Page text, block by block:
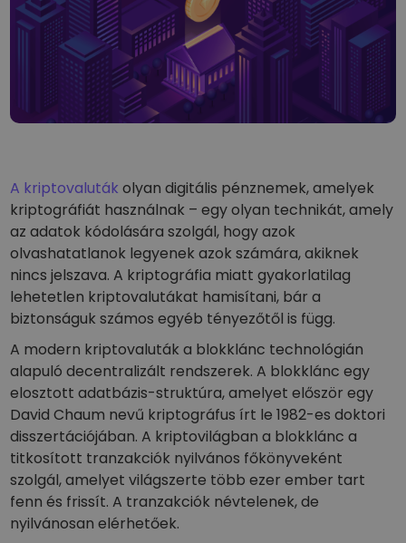
Mi lenne akkor, ha 100 € értékben vásároltam volna…
...ma ennyit érne
Intelligens portfóliók
A kriptovalutákba való befektetés okos módja
Kriptomat pénztárca
Egy biztonságos és egyszerű kriptotárca
Trezor
Takaríts meg kriptot a jövődért
Ismétlődő vásárlás
Rendszeresen ütemezett befektetések (DCA)
Árriasztások
Kedvenc tokenjeid valós idejű árfrissítései
Eszközök felfedezése
Fedezz fel befektetési lehetőségeket
Portfólióelemzés
Intelligens betekintés az optimális teljesítmény érdekében
A kriptovaluták olyan digitális pénznemek, amelyek
kriptográfiát használnak – egy olyan technikát, amely
az adatok kódolására szolgál, hogy azok
olvashatatlanok legyenek azok számára, akiknek
nincs jelszava. A kriptográfia miatt gyakorlatilag
lehetetlen kriptovalutákat hamisítani, bár a
biztonságuk számos egyéb tényezőtől is függ.
A modern kriptovaluták a blokklánc technológián
alapuló decentralizált rendszerek. A blokklánc egy
elosztott adatbázis-struktúra, amelyet először egy
David Chaum nevű kriptográfus írt le 1982-es doktori
disszertációjában. A kriptovilágban a blokklánc a
titkosított tranzakciók nyilvános főkönyveként
szolgál, amelyet világszerte több ezer ember tart
fenn és frissít. A tranzakciók névtelenek, de
nyilvánosan elérhetőek.